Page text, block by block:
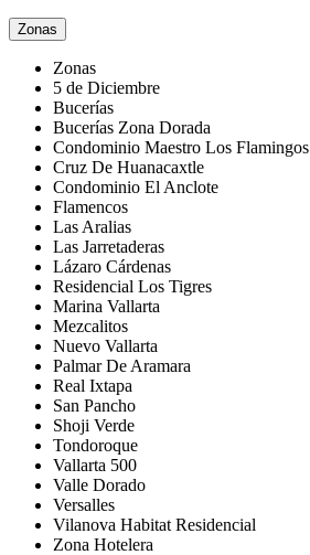
Zonas
Zonas
5 de Diciembre
Bucerías
Bucerías Zona Dorada
Condominio Maestro Los Flamingos
Cruz De Huanacaxtle
Condominio El Anclote
Flamencos
Las Aralias
Las Jarretaderas
Lázaro Cárdenas
Residencial Los Tigres
Marina Vallarta
Mezcalitos
Nuevo Vallarta
Palmar De Aramara
Real Ixtapa
San Pancho
Shoji Verde
Tondoroque
Vallarta 500
Valle Dorado
Versalles
Vilanova Habitat Residencial
Zona Hotelera